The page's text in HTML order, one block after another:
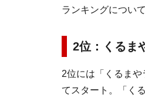
ランキングについ
2位：くるま
2位には「くるま
てスタート。「く